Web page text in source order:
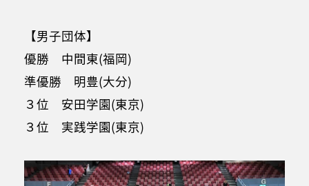
【男子団体】
優勝 中間東(福岡)
準優勝 明豊(大分)
３位 安田学園(東京)
３位 実践学園(東京)